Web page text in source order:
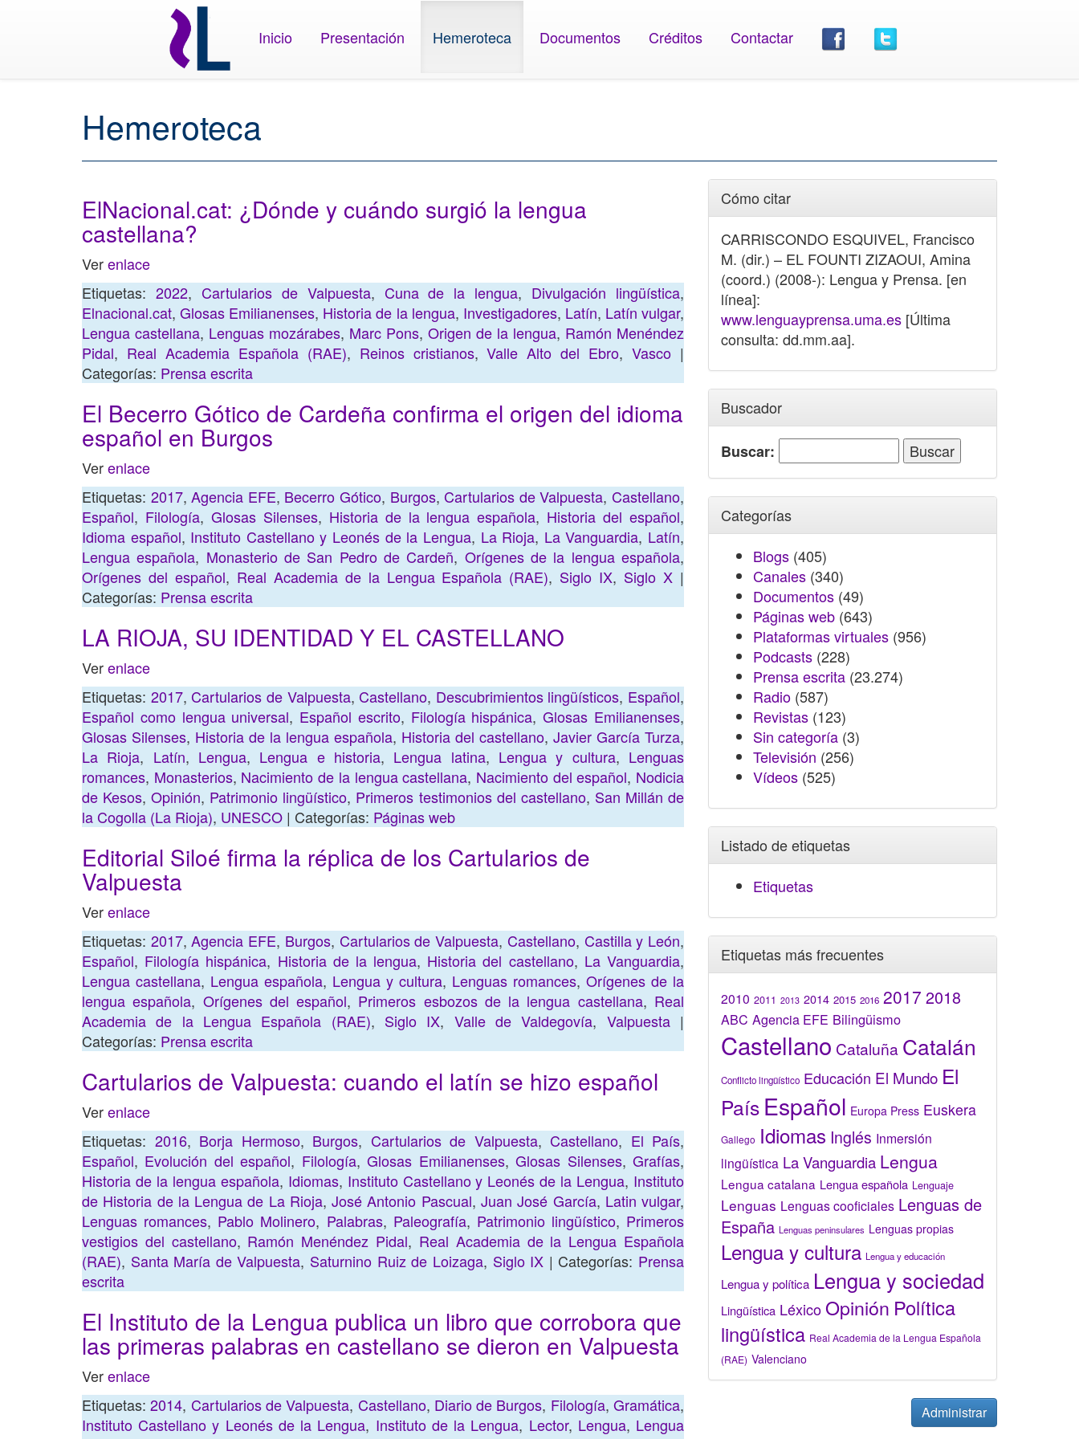
Inicio Presentación Hemeroteca Documentos Créditos Contactar
Hemeroteca
ElNacional.cat: ¿Dónde y cuándo surgió la lengua
castellana?
Verenlace
Etiquetas: 2022, Cartularios de Valpuesta, Cuna de la lengua, Divulgación lingüística,
Elnacional.cat,Glosas Emilianenses, Historia de la lengua, Investigadores, Latín, Latín vulgar,
Lengua castellana, Lenguas mozárabes, Marc Pons, Origen de la lengua, Ramón Menéndez
Pidal, Real Academia Española (RAE), Reinos cristianos,Valle Alto del Ebro,Vasco |
Categorías: Prensa escrita
El Becerro Gótico de Cardeña confirma el origen del idioma
español en Burgos
Verenlace
Etiquetas: 2017,Agencia EFE, Becerro Gótico, Burgos,Cartularios de Valpuesta,Castellano,
Español, Filología, Glosas Silenses, Historia de la lengua española, Historia del español,
Idioma español, Instituto Castellano y Leonés de la Lengua, La Rioja, La Vanguardia, Latín,
Lengua española, Monasterio de San Pedro de Cardeñ, Orígenes de la lengua española,
Orígenes del español, Real Academia de la Lengua Española (RAE), Siglo IX, Siglo X |
Categorías: Prensa escrita
LA RIOJA, SU IDENTIDAD Y EL CASTELLANO
Verenlace
Etiquetas: 2017,Cartularios de Valpuesta,Castellano, Descubrimientos lingüísticos, Español,
Español como lengua universal, Español escrito, Filología hispánica,Glosas Emilianenses,
Glosas Silenses, Historia de la lengua española, Historia del castellano, Javier García Turza,
La Rioja, Latín, Lengua, Lengua e historia, Lengua latina, Lengua y cultura, Lenguas
romances, Monasterios, Nacimiento de la lengua castellana, Nacimiento del español, Nodicia
de Kesos,Opinión, Patrimonio lingüístico, Primeros testimonios del castellano, San Millán de
la Cogolla (La Rioja), UNESCO | Categorías: Páginas web
Editorial Siloé firma la réplica de los Cartularios de
Valpuesta
Verenlace
Etiquetas: 2017,Agencia EFE, Burgos, Cartularios de Valpuesta, Castellano, Castilla y León,
Español, Filología hispánica, Historia de la lengua, Historia del castellano, La Vanguardia,
Lengua castellana, Lengua española, Lengua y cultura, Lenguas romances, Orígenes de la
lengua española, Orígenes del español, Primeros esbozos de la lengua castellana, Real
Academia de la Lengua Española (RAE), Siglo IX, Valle de Valdegovía, Valpuesta|
Categorías: Prensa escrita
Cartularios de Valpuesta: cuando el latín se hizo español
Verenlace
Etiquetas: 2016, Borja Hermoso, Burgos, Cartularios de Valpuesta, Castellano, El País,
Español, Evolución del español, Filología,Glosas Emilianenses,Glosas Silenses,Grafías,
Historia de la lengua española, Idiomas, Instituto Castellano y Leonés de la Lengua, Instituto
de Historia de la Lengua de La Rioja,José Antonio Pascual, Juan José García, Latin vulgar,
Lenguas romances, Pablo Molinero, Palabras, Paleografía, Patrimonio lingüístico, Primeros
vestigios del castellano, Ramón Menéndez Pidal, Real Academia de la Lengua Española
(RAE), Santa María de Valpuesta, Saturnino Ruiz de Loizaga, Siglo IX | Categorías: Prensa
escrita
El Instituto de la Lengua publica un libro que corrobora que
las primeras palabras en castellano se dieron en Valpuesta
Verenlace
Etiquetas:2014, Cartularios de Valpuesta, Castellano, Diario de Burgos, Filología,Gramática,
Instituto Castellano y Leonés de la Lengua, Instituto de la Lengua, Lector, Lengua, Lengua
Cómo citar
CARRISCONDO ESQUIVEL, Francisco
M. (dir.) – EL FOUNTI ZIZAOUI, Amina
(coord.) (2008-): Lengua y Prensa. [en
línea]:
www.lenguayprensa.uma.es [Última
consulta: dd.mm.aa].
Buscador
Buscar:
Categorías
Blogs (405)
Canales (340)
Documentos (49)
Páginas web (643)
Plataformas virtuales (956)
Podcasts (228)
Prensa escrita (23.274)
Radio (587)
Revistas (123)
Sin categoría (3)
Televisión (256)
Vídeos (525)
Listado de etiquetas
Etiquetas
Etiquetas más frecuentes
2010 2011 2013 2014 2015 2016 2017 2018
ABC Agencia EFE Bilingüismo
Castellano Cataluña Catalán
Conflicto lingüístico Educación El Mundo El
País Español Europa Press Euskera
Gallego Idiomas Inglés Inmersión
lingüística La Vanguardia Lengua
Lengua catalana Lengua española Lenguaje
Lenguas Lenguas cooficiales Lenguas de
España Lenguas peninsulares Lenguas propias
Lengua y cultura Lengua y educación
Lengua y política Lengua y sociedad
Lingüística LéxicoOpinión Política
lingüística Real Academia de la Lengua Española
(RAE) Valenciano
Administrar